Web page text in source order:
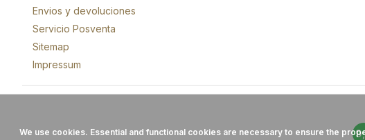
Envios y devoluciones
Servicio Posventa
Sitemap
Impressum
We use cookies. Essential and functional cookies are necessary to ensure the